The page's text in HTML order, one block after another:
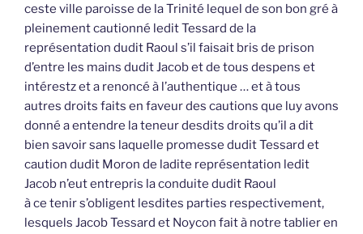
ceste ville paroisse de la Trinité lequel de son bon gré à
pleinement cautionné ledit Tessard de la
représentation dudit Raoul s’il faisait bris de prison
d’entre les mains dudit Jacob et de tous despens et
intérestz et a renoncé à l’authentique … et à tous
autres droits faits en faveur des cautions que luy avons
donné a entendre la teneur desdits droits qu’il a dit
bien savoir sans laquelle promesse dudit Tessard et
caution dudit Moron de ladite représentation ledit
Jacob n’eut entrepris la conduite dudit Raoul
à ce tenir s’obligent lesdites parties respectivement,
lesquels Jacob Tessard et Noycon fait à notre tablier en